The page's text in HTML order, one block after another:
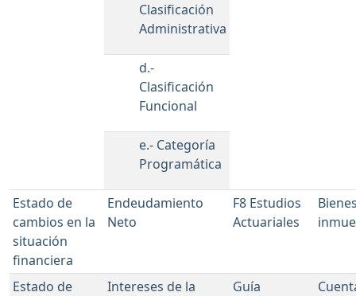
Clasificación
Administrativa
d.-
Clasificación
Funcional
e.- Categoría
Programática
Estado de
cambios en la
situación
financiera
Endeudamiento
Neto
F8 Estudios
Actuariales
Estado de
Intereses de la
Guía